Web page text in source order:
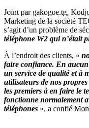
Joint par gakogoe.tg,
Marketing de la société
s’agit d’un problème de
téléphone W2 qui n’était
À l’endroit des clients, «
faire confiance. En
un service de qualité et à
utilisateurs de nos
les premiers à en faire le
fonctionne normalement
téléphones », a confié